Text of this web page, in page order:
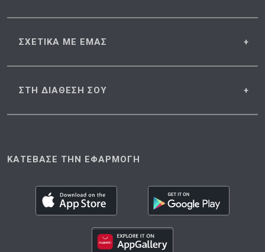
ΣΧΕΤΙΚΑ ΜΕ ΕΜΑΣ
ΣΤΗ ΔΙΑΘΕΣΗ ΣΟΥ
ΚΑΤΕΒΑΣΕ ΤΗΝ ΕΦΑΡΜΟΓΗ